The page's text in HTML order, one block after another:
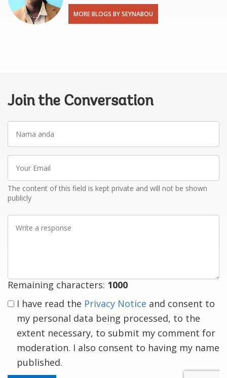
MORE BLOGS BY SEYNABOU
Join the Conversation
anda
Email
The content of this field is kept private and will not be shown
publicly
Remaining characters: 1000
I have read the Privacy Notice and consent to
my personal data being processed, to the
extent necessary, to submit my comment for
moderation. I also consent to having my name
published.